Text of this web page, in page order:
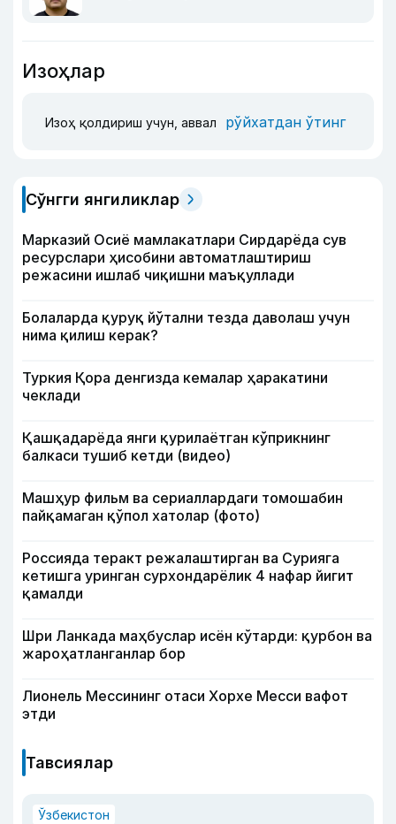
Изоҳлар
Изоҳ қолдириш учун, аввал рўйхатдан ўтинг
Сўнгги янгиликлар
Марказий Осиё мамлакатлари Сирдарёда сув
ресурслари ҳисобини автоматлаштириш
режасини ишлаб чиқишни маъқуллади
Болаларда қуруқ йўтални тезда даволаш учун
нима қилиш керак?
Туркия Қора денгизда кемалар ҳаракатини
чеклади
Қашқадарёда янги қурилаётган кўприкнинг
балкаси тушиб кетди (видео)
Машҳур фильм ва сериаллардаги томошабин
пайқамаган қўпол хатолар (фото)
Россияда теракт режалаштирган ва Сурияга
кетишга уринган сурхондарёлик 4 нафар йигит
қамалди
Шри Ланкада маҳбуслар исён кўтарди: қурбон ва
жароҳатланганлар бор
Лионель Мессининг отаси Хорхе Месси вафот
этди
Тавсиялар
Ўзбекистон